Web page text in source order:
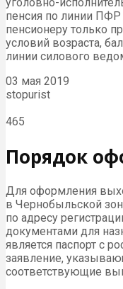
пенсия по линии
пенсионеру только
условий возраста,
линии силового
03 мая 2019
stopurist
465
Порядок
Для оформления
в Чернобыльской
по адресу
документами для
является паспорт с
заявление,
соответствующие